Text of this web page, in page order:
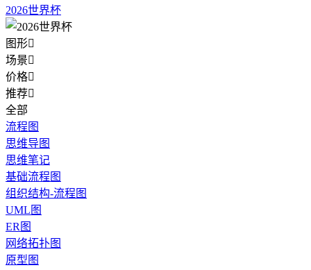
2026世界杯
图形
场景
价格
推荐
全部
流程图
思维导图
思维笔记
基础流程图
组织结构-流程图
UML图
ER图
网络拓扑图
原型图